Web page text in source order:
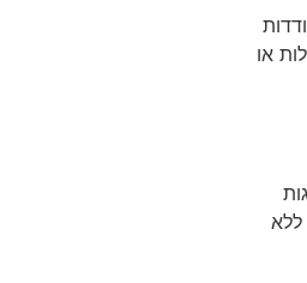
או
ללא